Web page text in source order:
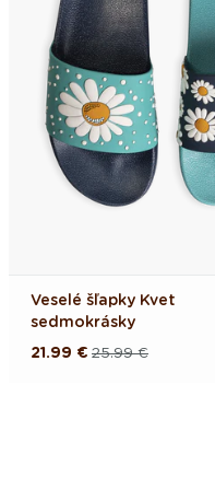
Veselé šľapky Kvet
sedmokrásky
Pôvodná25.99 €
Akciová
21.99 €